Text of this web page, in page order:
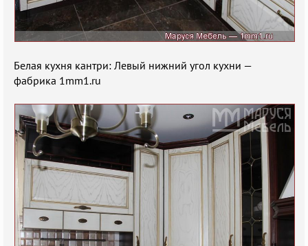
Белая кухня кантри: Левый нижний угол кухни —
фабрика 1mm1.ru